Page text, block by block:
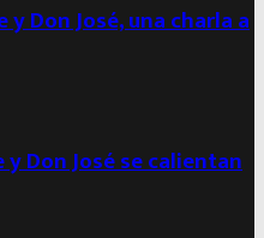
y Don José, una charla a
Don José se calientan